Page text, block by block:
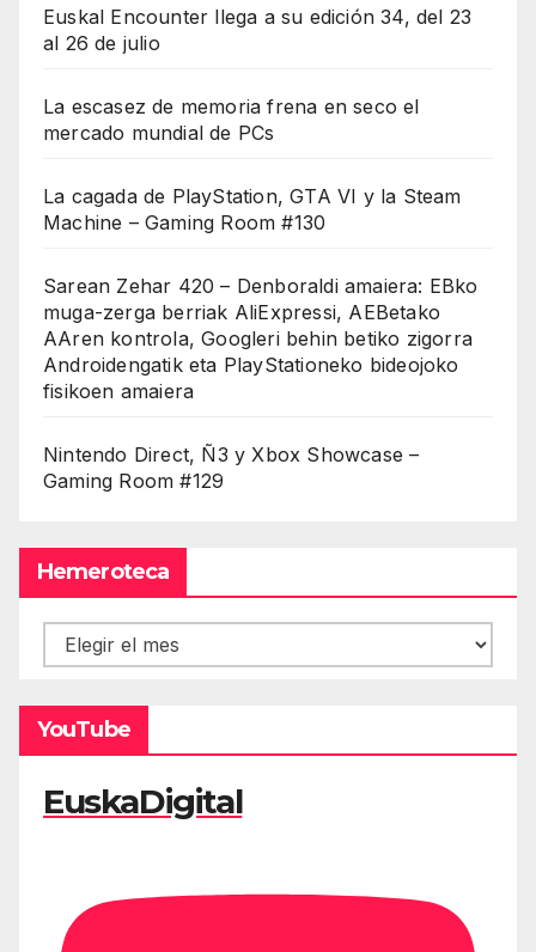
Euskal Encounter llega a su edición 34, del 23
al 26 de julio
La escasez de memoria frena en seco el
mercado mundial de PCs
La cagada de PlayStation, GTA VI y la Steam
Machine – Gaming Room #130
Sarean Zehar 420 – Denboraldi amaiera: EBko
muga-zerga berriak AliExpressi, AEBetako
AAren kontrola, Googleri behin betiko zigorra
Androidengatik eta PlayStationeko bideojoko
fisikoen amaiera
Nintendo Direct, Ñ3 y Xbox Showcase –
Gaming Room #129
Hemeroteca
Hemeroteca
YouTube
EuskaDigital